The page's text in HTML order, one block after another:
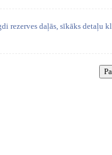
rezerves daļās, sīkāks detaļu